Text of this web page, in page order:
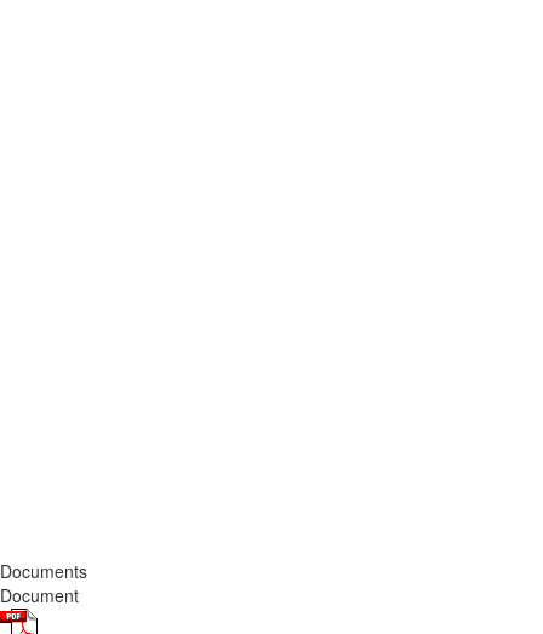
Documents
Document